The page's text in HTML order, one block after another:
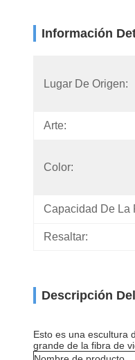
Información
Lugar De Origen:
Arte:
Color:
Capacidad De La
Resaltar:
Descripción
Esto es una escultura
grande de la fibra de